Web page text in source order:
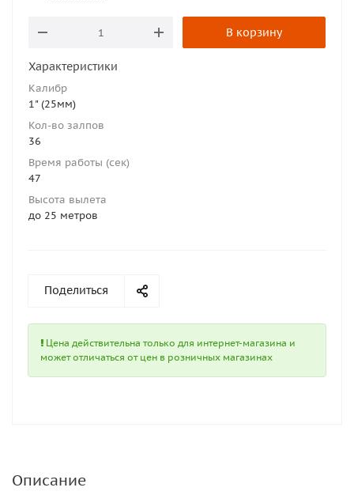
В корзину
Характеристики
Калибр
1" (25мм)
Кол-во залпов
36
Время работы (сек)
47
Высота вылета
до 25 метров
Поделиться
Цена действительна только для интернет-магазина и
может отличаться от цен в розничных магазинах
Описание